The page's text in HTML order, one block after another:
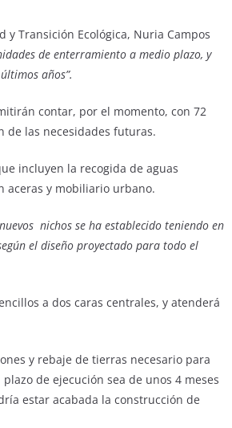
Transición Ecológica, Nuria Campos
de enterramiento a medio plazo, y
años”.
contar, por el momento, con 72
de las necesidades futuras.
incluyen la recogida de aguas
aceras y mobiliario urbano.
nichos se ha establecido teniendo en
el diseño proyectado para todo el
a dos caras centrales, y atenderá
y rebaje de tierras necesario para
de ejecución sea de unos 4 meses
estar acabada la construcción de